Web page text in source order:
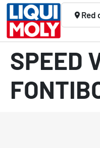
Red
SPEED